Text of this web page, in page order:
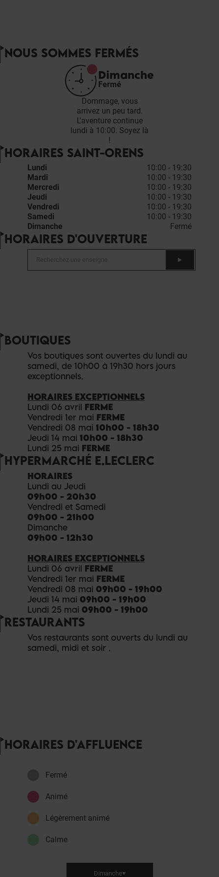
NOUS SOMMES FERMÉS
Dimanche
Fermé
Dommage, vous
arrivez un peu tard.
L'aventure continue
lundi à 10:00. Soyez là
!
HORAIRES SAINT-ORENS
Lundi
10:00 - 19:30
Mardi
10:00 - 19:30
Mercredi
10:00 - 19:30
Jeudi
10:00 - 19:30
Vendredi
10:00 - 19:30
Samedi
10:00 - 19:30
Dimanche
Fermé
HORAIRES D'OUVERTURE
BOUTIQUES
Vos boutiques sont ouvertes du lundi au
samedi, de 10h00 à 19h30 hors jours
exceptionnels.
HORAIRES EXCEPTIONNELS
Lundi 06 avril FERME
Vendredi 1er mai FERME
Vendredi 08 mai 10h00 - 18h30
Jeudi 14 mai 10h00 - 18h30
Lundi 25 mai FERME
HYPERMARCHÉ E.LECLERC
HORAIRES
Lundi au Jeudi
09h00 - 20h30
Vendredi et Samedi
09h00 - 21h00
Dimanche
09h00 - 12h30
HORAIRES EXCEPTIONNELS
Lundi 06 avril FERME
Vendredi 1er mai FERME
Vendredi 08 mai 09h00 - 19h00
Jeudi 14 mai 09h00 - 19h00
Lundi 25 mai 09h00 - 19h00
RESTAURANTS
Vos restaurants sont ouverts du lundi au
samedi, midi et soir .
HORAIRES D'AFFLUENCE
Fermé
Animé
Légèrement animé
Calme
Dimanche